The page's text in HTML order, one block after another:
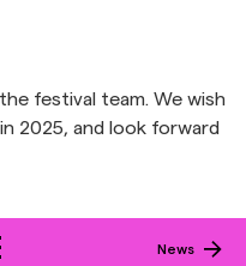
festival team. We wish
2025, and look forward
News